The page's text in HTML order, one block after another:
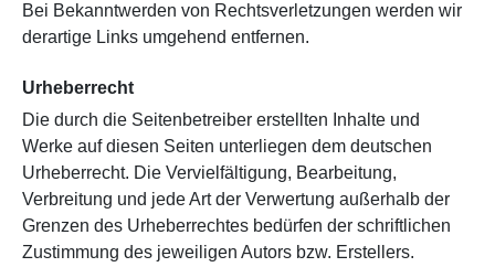
Bei Bekanntwerden von Rechtsverletzungen werden wir
derartige Links umgehend entfernen.
Urheberrecht
Die durch die Seitenbetreiber erstellten Inhalte und
Werke auf diesen Seiten unterliegen dem deutschen
Urheberrecht. Die Vervielfältigung, Bearbeitung,
Verbreitung und jede Art der Verwertung außerhalb der
Grenzen des Urheberrechtes bedürfen der schriftlichen
Zustimmung des jeweiligen Autors bzw. Erstellers.